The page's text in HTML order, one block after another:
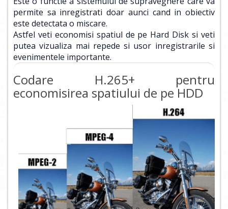
permite sa inregistrati doar aunci cand in obiectiv
este detectata o miscare.
Astfel veti economisi spatiul de pe Hard Disk si veti
putea vizualiza mai repede si usor inregistrarile si
evenimentele importante.
Codare H.265+ pentru
economisirea spatiului de pe HDD